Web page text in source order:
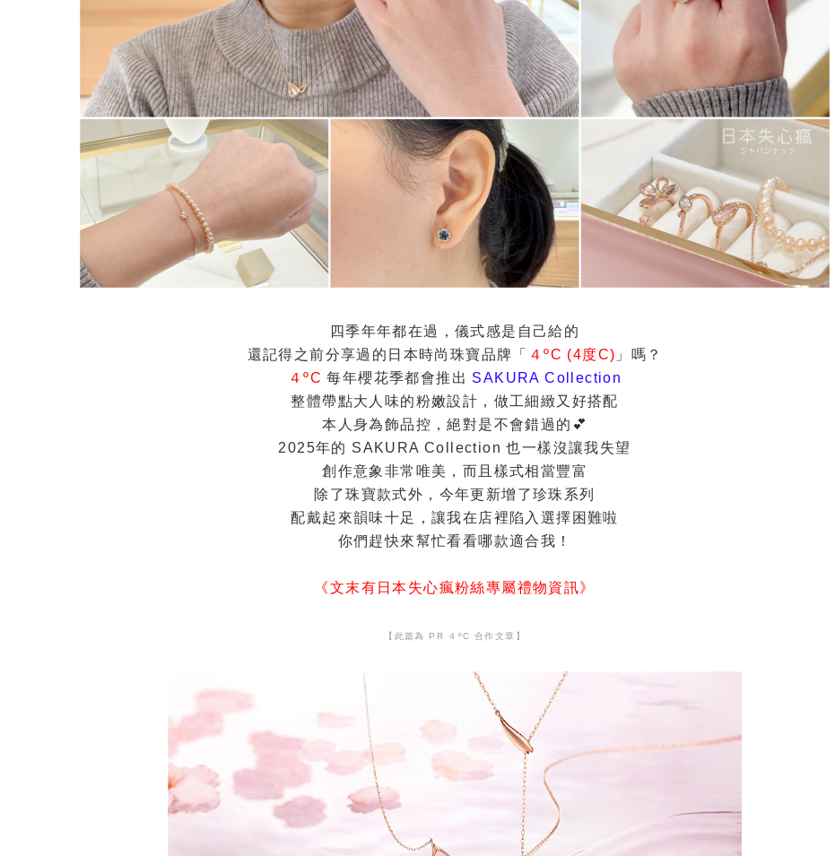
四季年年都在過，儀式感是自己給的
還記得之前分享過的日本時尚珠寶品牌「
４ºC (4度C) 」嗎？
４ºC每年櫻花季都會推出 SAKURA Collection
整體帶點大人味的粉嫩設計，做工細緻又好搭配
本人身為飾品控，絕對是不會錯過的💕
2025年的 SAKURA Collection 也一樣沒讓我失望
創作意象非常唯美，而且樣式相當豐富
除了珠寶款式外，今年更新增了珍珠系列
配戴起來韻味十足，讓我在店裡陷入選擇困難啦
你們趕快來幫忙看看哪款適合我！
《文末有日本失心瘋粉絲專屬禮物資訊》
【此篇為 PR ４ºC 合作文章】